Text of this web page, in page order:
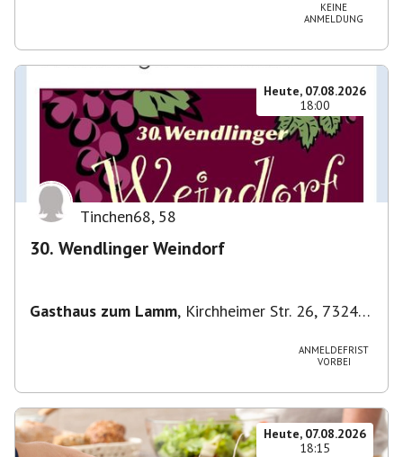
KEINE
ANMELDUNG
Heute, 07.08.2026
18:00
Tinchen68, 58
30. Wendlinger Weindorf
Gasthaus zum Lamm, Kirchheimer Str. 26, 73240
ANMELDEFRIST
VORBEI
Heute, 07.08.2026
18:15